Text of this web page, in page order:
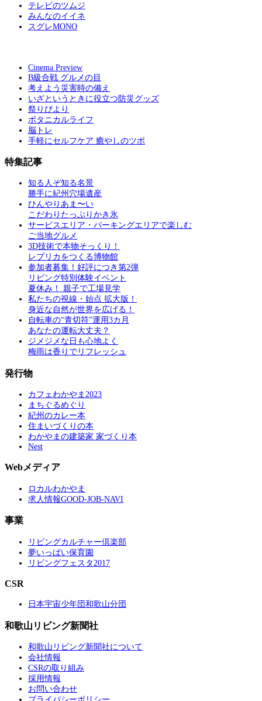
テレビのツムジ
みんなのイイネ
スグレMONO
Cinema Preview
B級合戦 グルメの目
考えよう災害時の備え
いざというときに役立つ防災グッズ
祭りびより
ボタニカルライフ
脳トレ
手軽にセルフケア 癒やしのツボ
特集記事
知る人ぞ知る名景
勝手に紀州穴場遺産
ひんやりあま〜い
こだわりたっぷりかき氷
サービスエリア・パーキングエリアで楽しむ
ご当地グルメ
3D技術で本物そっくり！
レプリカをつくる博物館
参加者募集！好評につき第2弾
リビング特別体験イベント
夏休み！ 親子で工場見学
私たちの視線・始点 拡大版！
身近な自然が世界を広げる！
自転車の“青切符”運用3カ月
あなたの運転大丈夫？
ジメジメな日も心地よく
梅雨は香りでリフレッシュ
発行物
カフェわかやま2023
まちぐるめぐり
紀州のカレー本
住まいづくりの本
わかやまの建築家 家づくり本
Nest
Webメディア
ロカルわかやま
求人情報GOOD-JOB-NAVI
事業
リビングカルチャー倶楽部
夢いっぱい保育園
リビングフェスタ2017
CSR
日本宇宙少年団和歌山分団
和歌山リビング新聞社
和歌山リビング新聞社について
会社情報
CSRの取り組み
採用情報
お問い合わせ